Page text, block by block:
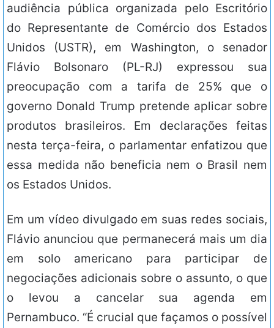
audiência pública organizada pelo Escritório
do Representante de Comércio dos Estados
Unidos (USTR), em Washington, o senador
Flávio Bolsonaro (PL-RJ) expressou sua
preocupação com a tarifa de 25% que o
governo Donald Trump pretende aplicar sobre
produtos brasileiros. Em declarações feitas
nesta terça-feira, o parlamentar enfatizou que
essa medida não beneficia nem o Brasil nem
os Estados Unidos.
Em um vídeo divulgado em suas redes sociais,
Flávio anunciou que permanecerá mais um dia
em solo americano para participar de
negociações adicionais sobre o assunto, o que
o levou a cancelar sua agenda em
Pernambuco. “É crucial que façamos o possível